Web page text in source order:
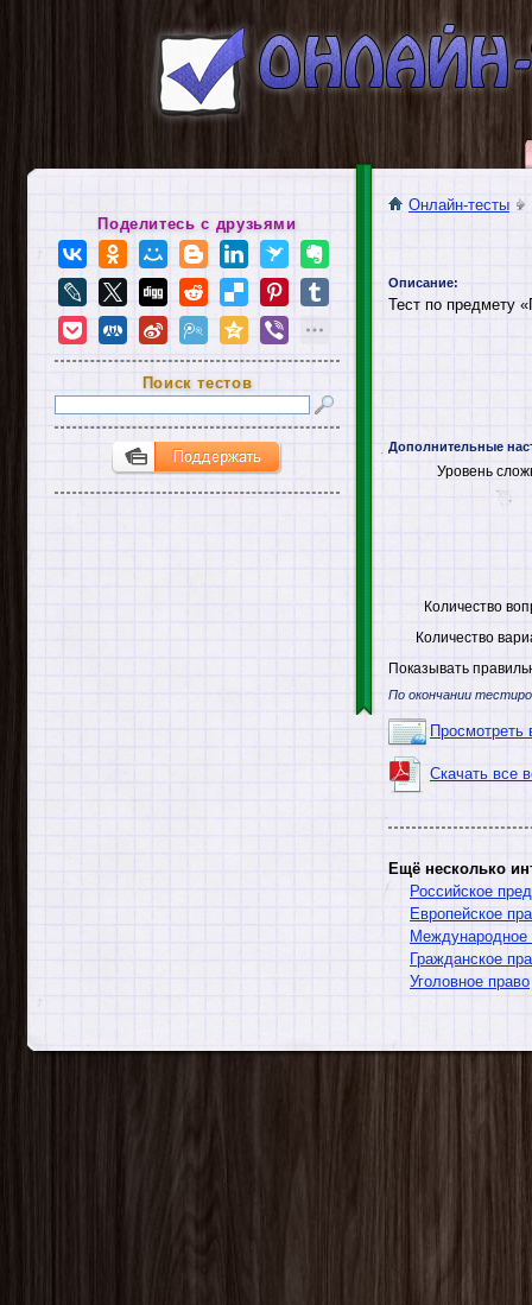
Онлайн-тесты
Описание:
Тест по предмету
Дополнительные
Уровень
Количество
Количество
Показывать
По окончании
Просмотреть
Скачать все
Ещё несколько
Российское
Европейское
Международное
Гражданское
Уголовное право
Поделитесь с друзьями
Поиск тестов